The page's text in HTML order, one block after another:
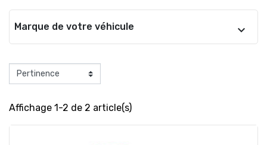
Marque de votre véhicule
Affichage 1-2 de 2 article(s)